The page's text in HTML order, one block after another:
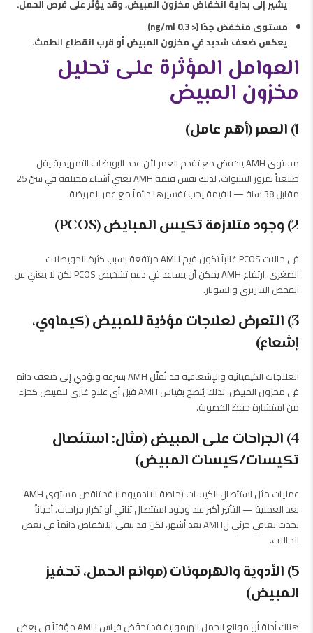
يشير إلى بداية انخفاض مخزون المبيض، وقد يؤثر على فرص الحمل.
مستوى منخفض جدًا (< 0.3 ng/ml)
يعكس ضعف شديد في مخزون المبيض أو قرب انقطاع الطمث.
العوامل المؤثرة على تحليل
مخزون المبيض
1) العمر (أهم عامل)
مستوى AMH ينخفض مع تقدم العمر لأن عدد البويضات التمهيدية يقل
طبيعياً بمرور السنوات. لذلك نفس قيمة AMH تعني أشياء مختلفة في سنّ 25
مقابل 38 سنة — القيمة يجب تفسيرها دائماً مع عمر المريضة.
2) وجود متلازمة تكيس المبايض (PCOS)
في حالات PCOS غالباً تكون قيم AMH مرتفعة بسبب كثرة الحويصلات
الصغرى. ارتفاع AMH يمكن أن يساعد في دعم تشخيص PCOS لكن لا يغني عن
الفحص السريري والسونار.
3) التعرض لعلاجات مؤذية للمبيض (كيماوي،
إشعاع)
العلاجات الكيميائية والإشعاعية قد تُقلِّل AMH بسرعة وتؤدي إلى ضعف دائم
في مخزون المبيض. لذلك يُنصح بقياس AMH قبل أي علاج غازي للمبيض كجزء
من استشارة حفظ الخصوبة.
4) الجراحات على المبيض (مثال: استئصال
تكيسات/كيسات المبيض)
عمليات مثل استئصال الكيسات (خاصة الاندميوما) قد تنقص مستوى AMH
بعد العملية — التأثير أكبر عند وجود استئصال ثنائي أو تكرار جراحات. أحياناً
يحدث تعافي جزئي لAMH بعد أشهر، لكن قد يبقى الانخفاض دائماً في بعض
الحالات.
5) الأدوية والهرمونات (موانع الحمل، تحفيز
المبيض)
هناك أدلة أن موانع الحمل الهرمونية قد تخفّض قياس AMH مؤقتاً في بعض